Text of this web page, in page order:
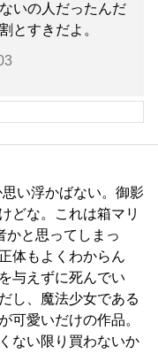
いの人だったんだ
とすきだよ。
い浮かばない。御影
どな。これは箱マリ
かと思ってしまっ
体もよくわからん
与えずに死んでい
し、魔法少女である
可愛いだけの作品。
ない限り買わないか